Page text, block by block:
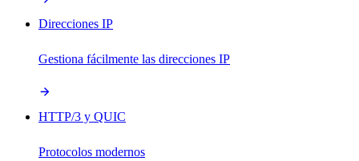
Direcciones IP
Gestiona fácilmente las direcciones IP
HTTP/3 y QUIC
Protocolos modernos